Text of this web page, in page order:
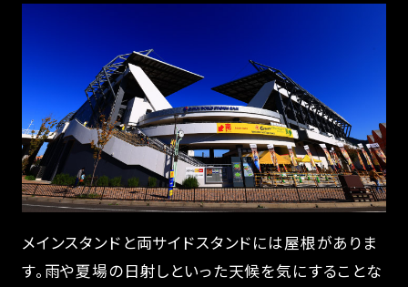
メインスタンドと両サイドスタンドには屋根がありま
す。雨や夏場の日射しといった天候を気にすることな